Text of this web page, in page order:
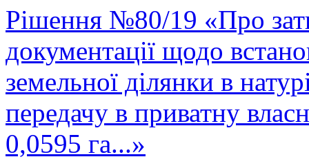
Рішення №80/19 «Про
документації щодо
земельної ділянки в
передачу в приватну
0,0595 га...»